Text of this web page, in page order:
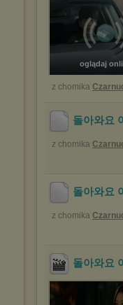
oglądaj
z chomika
돌아와요
z chomika
돌아와요
z chomika
돌아와요